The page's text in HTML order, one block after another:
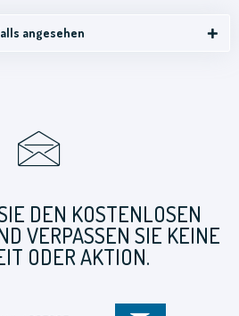
angesehen
DEN KOSTENLOSEN
VERPASSEN SIE KEINE
ODER AKTION.